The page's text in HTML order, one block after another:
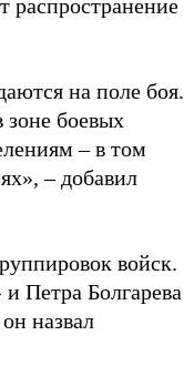
распространение
на поле боя.
зоне боевых
– в том
– добавил
войск.
Петра Болгарева
назвал